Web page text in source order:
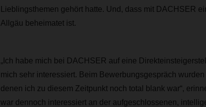
Lieblingsthemen gehört hatte. Und, dass mit DACHSER
Allgäu beheimatet ist.
„Ich habe mich bei DACHSER auf eine
mich sehr interessiert. Beim Bewerbungsgespräch
denen ich zu diesem Zeitpunkt noch total blank war“,
war dennoch interessiert an der aufgeschlossenen,